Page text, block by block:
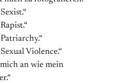
Violence.“
mich an wie mein